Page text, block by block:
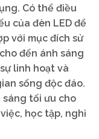
Có thể điều
của đèn LED để
với mục đích sử
đến ánh sáng
linh hoạt và
sống độc đáo.
tối ưu cho
học tập, nghỉ